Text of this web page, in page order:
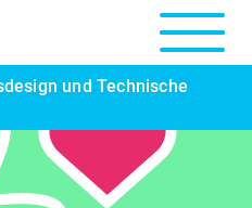
und Technische